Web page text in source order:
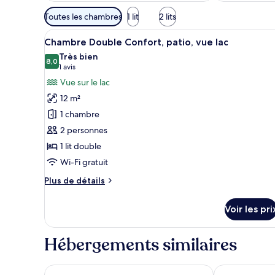
Filtres
disponibles
pour
les
chambres
Toutes les chambres 1 lit 2 lits
Afficher
toutes
les
photos
pour
ce
type
de
chambre :
Chambre
Double
vue
Chambre Double Confort,
13
Chambre Double Confort, patio, vue lac
8,08,0 sur 10
Très bien
1 avis
(1 avis)
Vue sur le lac
12 m²
1 chambre
2 personnes
1 lit double
Wi-Fi gratuit
Plus de détails
Plus
le
type
de
Chambre
Voir les
Hébergements similaires
fasthotel troyes Campanile